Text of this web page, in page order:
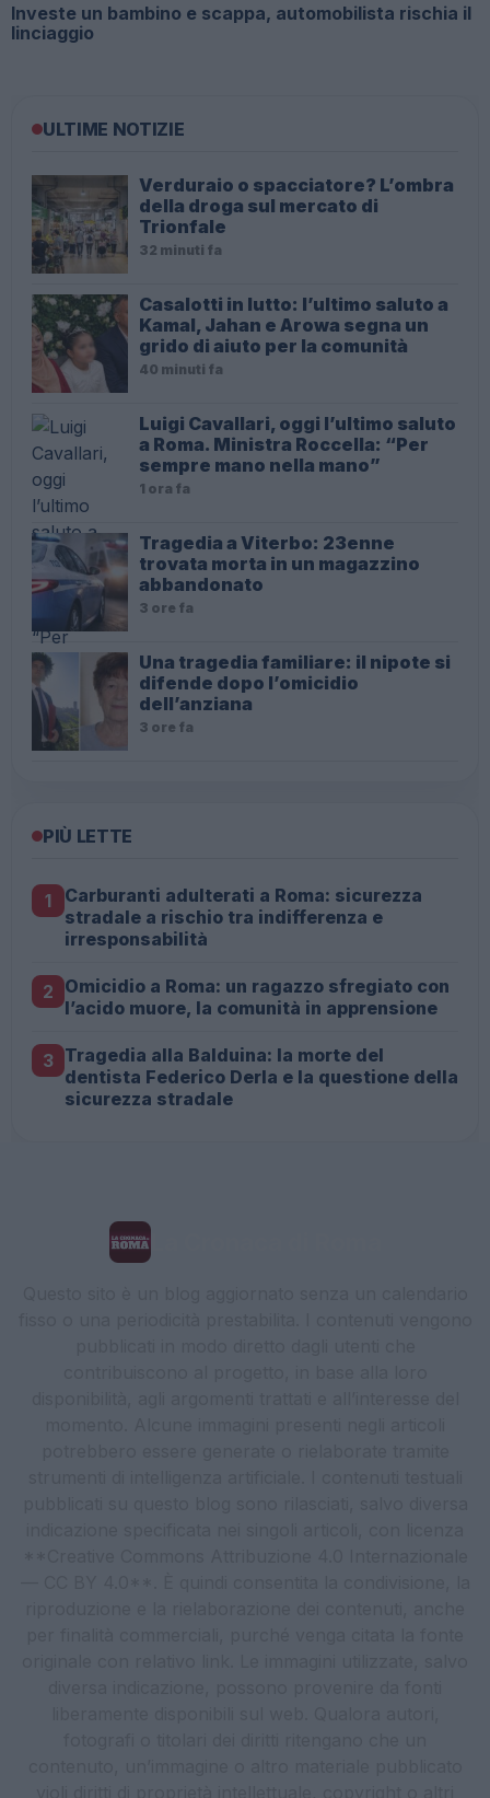
Investe un bambino e scappa, automobilista rischia il
linciaggio
ULTIME NOTIZIE
Verduraio o spacciatore? L’ombra
della droga sul mercato di
Trionfale
32 minuti fa
Casalotti in lutto: l’ultimo saluto a
Kamal, Jahan e Arowa segna un
grido di aiuto per la comunità
40 minuti fa
Luigi Cavallari, oggi l’ultimo saluto
a Roma. Ministra Roccella: “Per
sempre mano nella mano”
1 ora fa
Tragedia a Viterbo: 23enne
trovata morta in un magazzino
abbandonato
3 ore fa
Una tragedia familiare: il nipote si
difende dopo l’omicidio
dell’anziana
3 ore fa
PIÙ LETTE
1
Carburanti adulterati a Roma: sicurezza
stradale a rischio tra indifferenza e
irresponsabilità
2 Omicidio a Roma: un ragazzo sfregiato con
l’acido muore, la comunità in apprensione
3 Tragedia alla Balduina: la morte del
dentista Federico Derla e la questione della
sicurezza stradale